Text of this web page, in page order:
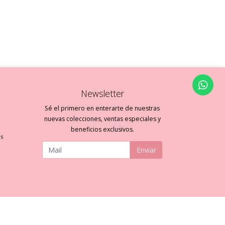
Newsletter
Sé el primero en enterarte de nuestras
nuevas colecciones, ventas especiales y
beneficios exclusivos.
Enviar